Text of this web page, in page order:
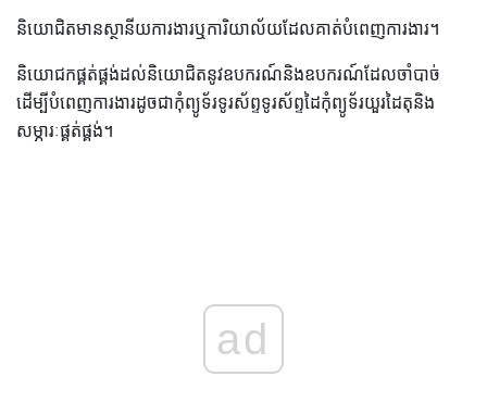
និយោជិតមានស្ថានីយការងារឬការិយាល័យដែលគាត់បំពេញការងារ។
និយោជកផ្គត់ផ្គង់ដល់និយោជិតនូវឧបករណ៍និងឧបករណ៍ដែលចាំបាច់
ដើម្បីបំពេញការងារដូចជាកុំព្យូទ័រទូរស័ព្ទទូរស័ព្ទដៃកុំព្យូទ័រយួរដៃតុនិង
សម្ភារៈផ្គត់ផ្គង់។
ad